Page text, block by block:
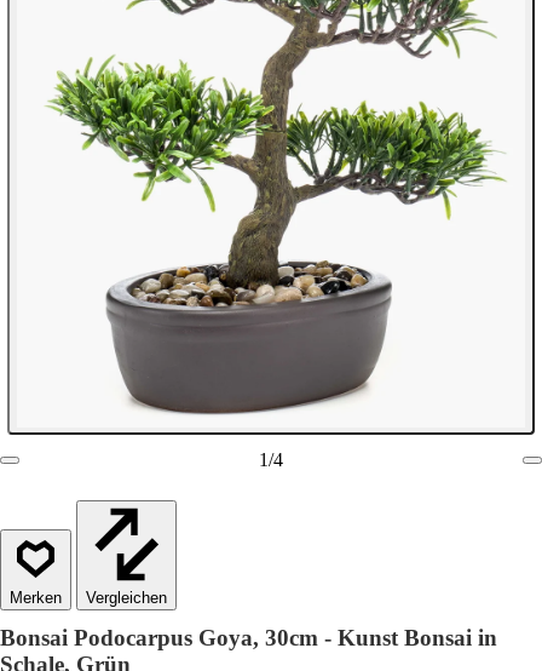
1/4
Vergleichen
Bonsai Podocarpus Goya, 30cm - Kunst Bonsai in
Schale, Grün